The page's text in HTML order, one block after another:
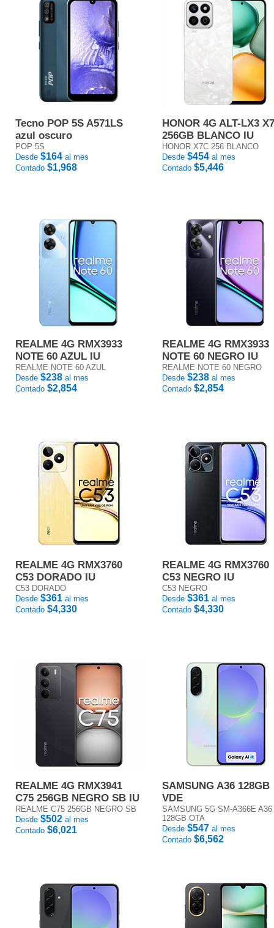
Tecno POP 5S A571LS
azul oscuro
POP 5S
Desde $164 al mes
Contado $1,968
HONOR 4G ALT-LX3
256GB BLANCO IU
HONOR X7C 256 BLANCO
Desde $454 al mes
Contado $5,446
REALME 4G RMX3933
NOTE 60 AZUL IU
REALME NOTE 60 AZUL
Desde $238 al mes
Contado $2,854
REALME 4G RMX3933
NOTE 60 NEGRO IU
REALME NOTE 60 NEGRO
Desde $238 al mes
Contado $2,854
REALME 4G RMX3760
C53 DORADO IU
C53 DORADO
Desde $361 al mes
Contado $4,330
REALME 4G RMX3760
C53 NEGRO IU
C53 NEGRO
Desde $361 al mes
Contado $4,330
REALME 4G RMX3941
C75 256GB NEGRO SB IU
REALME C75 256GB NEGRO SB
Desde $502 al mes
Contado $6,021
SAMSUNG A36 128GB
VDE
SAMSUNG 5G SM-A366E A36
128GB OTA
Desde $547 al mes
Contado $6,562